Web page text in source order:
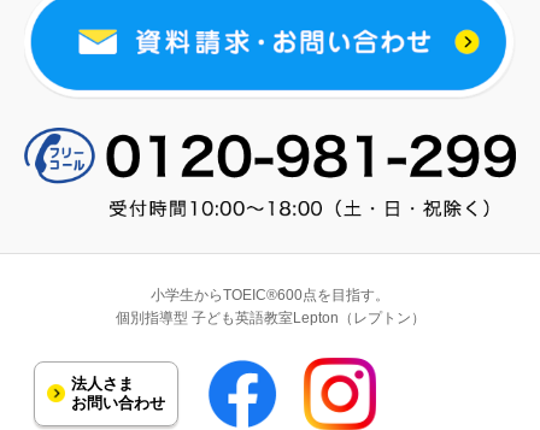
小学生からTOEIC®600点を目指す。
個別指導型 子ども英語教室Lepton（レプトン）
法人さま
お問い合わせ